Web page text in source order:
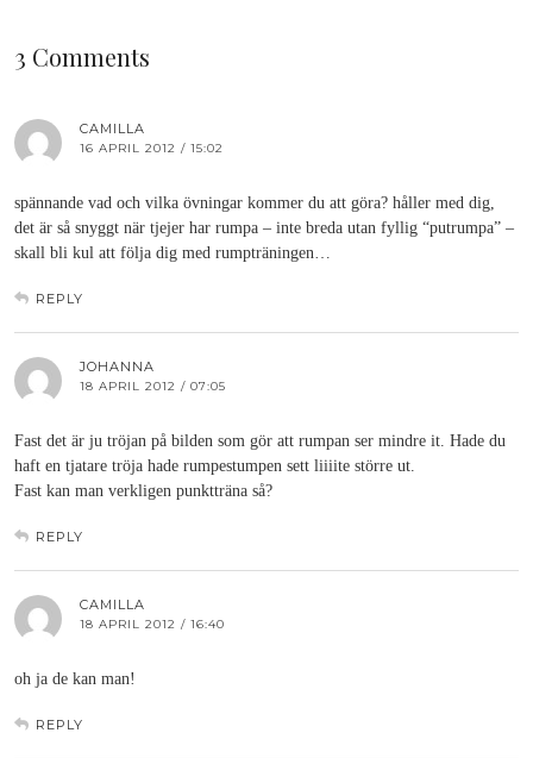
3 Comments
CAMILLA
16 APRIL 2012 / 15:02
spännande vad och vilka övningar kommer du att göra? håller med dig,
det är så snyggt när tjejer har rumpa – inte breda utan fyllig “putrumpa” –
skall bli kul att följa dig med rumpträningen…
REPLY
JOHANNA
18 APRIL 2012 / 07:05
Fast det är ju tröjan på bilden som gör att rumpan ser mindre it. Hade du
haft en tjatare tröja hade rumpestumpen sett liiiite större ut.
Fast kan man verkligen punktträna så?
REPLY
CAMILLA
18 APRIL 2012 / 16:40
oh ja de kan man!
REPLY